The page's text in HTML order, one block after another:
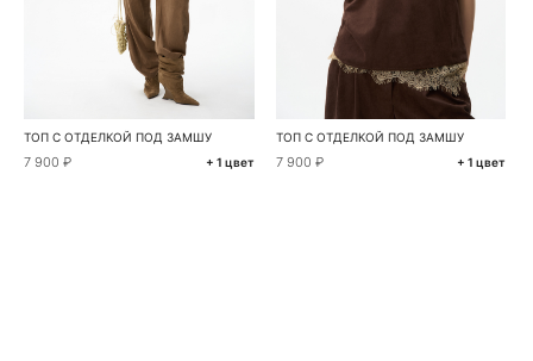
ТОП С ОТДЕЛКОЙ ПОД ЗАМШУ
7 900 ₽ + 1 цвет
ТОП С ОТДЕЛКОЙ ПОД ЗАМШУ
7 900 ₽ + 1 цвет